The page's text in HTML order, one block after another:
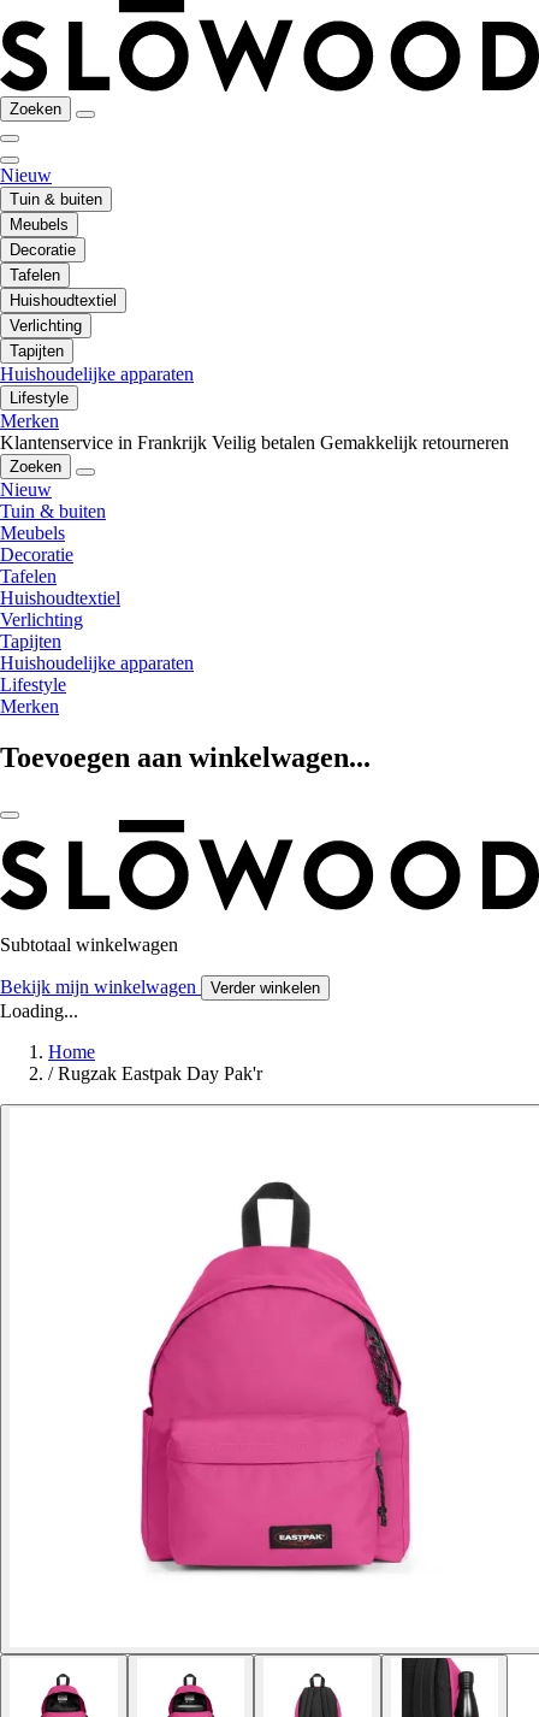
Zoeken
Nieuw
Tuin & buiten
Meubels
Decoratie
Tafelen
Huishoudtextiel
Verlichting
Tapijten
Huishoudelijke apparaten
Lifestyle
Merken
Klantenservice in Frankrijk Veilig betalen Gemakkelijk retourneren
Zoeken
Nieuw
Tuin & buiten
Meubels
Decoratie
Tafelen
Huishoudtextiel
Verlichting
Tapijten
Huishoudelijke apparaten
Lifestyle
Merken
Toevoegen aan winkelwagen...
Subtotaal winkelwagen
Bekijk mijn winkelwagen Verder winkelen
Loading...
Home
/ Rugzak Eastpak Day Pak'r